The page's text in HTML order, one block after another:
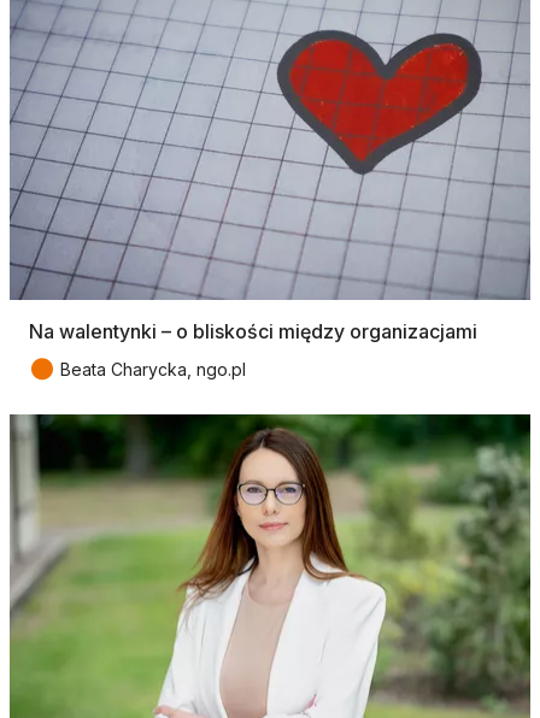
Na walentynki – o bliskości między organizacjami
● Beata Charycka, ngo.pl